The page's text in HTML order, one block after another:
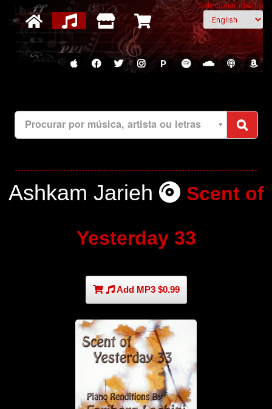
Selecionar idioma
P
Procurar por música, artista ou letras
Ashkam Jarieh Scent of
Yesterday 33
Add MP3 $0.99